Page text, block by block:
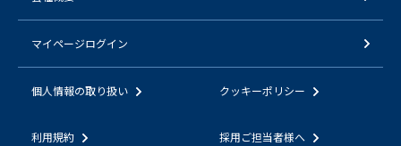
マイページログイン
個人情報の取り扱い クッキーポリシー
利用規約 採用ご担当者様へ